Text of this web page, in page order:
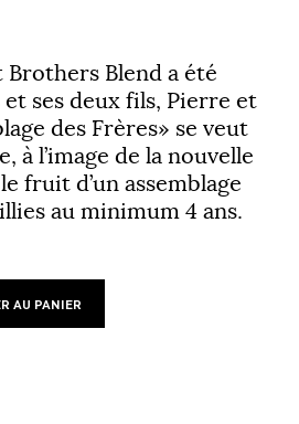
Blend a été
ses deux fils, Pierre et
des Frères» se veut
à l’image de la nouvelle
fruit d’un assemblage
au minimum 4 ans.
AU PANIER